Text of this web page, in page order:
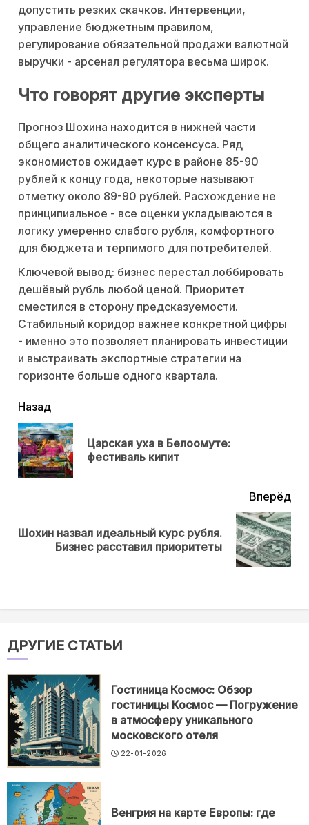
допустить резких скачков. Интервенции,
управление бюджетным правилом,
регулирование обязательной продажи валютной
выручки - арсенал регулятора весьма широк.
Что говорят другие эксперты
Прогноз Шохина находится в нижней части
общего аналитического консенсуса. Ряд
экономистов ожидает курс в районе 85-90
рублей к концу года, некоторые называют
отметку около 89-90 рублей. Расхождение не
принципиальное - все оценки укладываются в
логику умеренно слабого рубля, комфортного
для бюджета и терпимого для потребителей.
Ключевой вывод: бизнес перестал лоббировать
дешёвый рубль любой ценой. Приоритет
сместился в сторону предсказуемости.
Стабильный коридор важнее конкретной цифры
- именно это позволяет планировать инвестиции
и выстраивать экспортные стратегии на
горизонте больше одного квартала.
читать
еще
Назад
Царская уха в Белоомуте:
фестиваль кипит
Вперёд
Next
Шохин назвал идеальный курс рубля.
Бизнес расставил приоритеты
ДРУГИЕ СТАТЬИ
Гостиница Космос: Обзор
гостиницы Космос — Погружение
в атмосферу уникального
московского отеля
22-01-2026
Венгрия на карте Европы: где